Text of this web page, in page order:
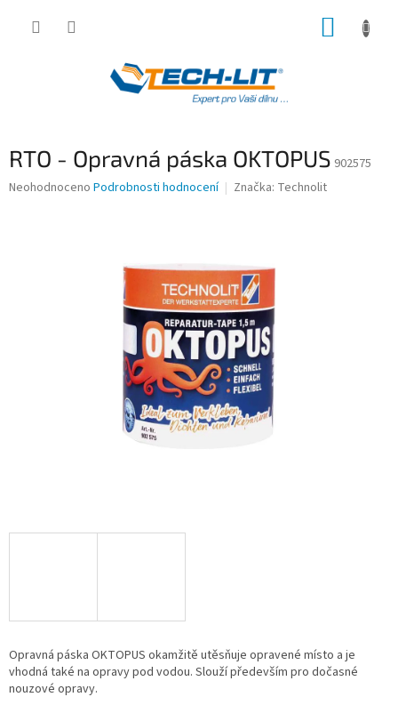
RTO - Opravná páska OKTOPUS 902575
Průměrné
Neohodnoceno Podrobnosti hodnocení Značka: Technolit
Opravná páska OKTOPUS okamžitě utěsňuje opravené místo a je
vhodná také na opravy pod vodou. Slouží především pro dočasné
nouzové opravy.